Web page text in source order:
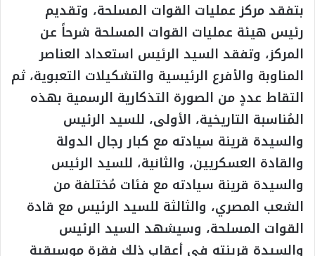
بتفقد مركز عمليات القوات المسلحة، وتقديم
رئيس هيئة عمليات القوات المسلحة شرحاً عن
المركز، وتفقد السيد الرئيس استعداد العناصر
المناوبة والأفرع الرئيسية والتشكيلات التعبوية، ثم
التقاط عددٍ من الصورة التذكارية الرسمية بهذه
المُناسبة التاريخية، الأولى، للسيد الرئيس
والسيدة قرينة سيادته مع كبار رجال الدولة
والقادة العسكريين، والثانية، للسيد الرئيس
والسيدة قرينة سيادته مع فئات مُختلفة من
الشعب المصري، والثالثة للسيد الرئيس مع قادة
القوات المسلحة، وسيشهد السيد الرئيس
والسيدة قرينته في أعقاب ذلك فقرة موسيقية